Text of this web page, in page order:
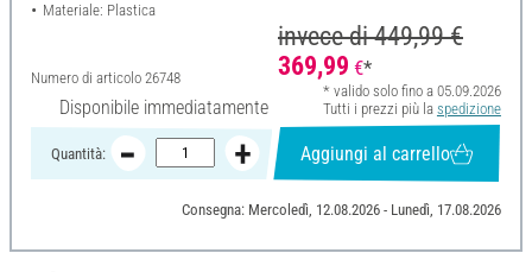
Materiale: Plastica
Numero di articolo 26748
Disponibile immediatamente
invece di449,99 €
369,99 €*
* valido solo fino a 05.09.2026
Tutti i prezzi più la spedizione
Quantità: Aggiungi al carrello
Consegna: Mercoledì, 12.08.2026 - Lunedì, 17.08.2026